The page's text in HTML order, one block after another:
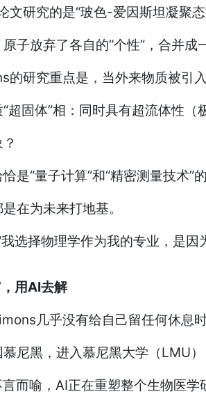
文研究的是“玻色-爱因斯坦凝聚
子放弃了各自的“个性”，合并
的研究重点是，当外来物质被引
超固体”相：同时具有超流体性（
是“量子计算”和“精密测量技术”的
在为未来打地基。
选择物理学作为我的专业，是因
用AI去解
几乎没有给自己留任何休息时
尼黑，进入慕尼黑大学（LMU）
而喻，AI正在重塑整个生物医学